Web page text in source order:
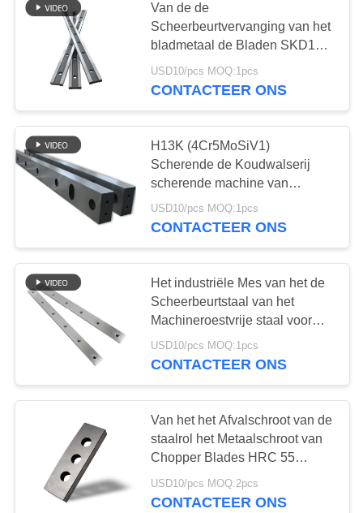
Van de de
Scheerbeurtvervanging van het
bladmetaal de Bladen SKD11
voor Bloeiende Molen
USD10/pcs MOQ:1pcs
CONTACTEER ONS
H13K (4Cr5MoSiV1)
Scherende de Koudwalserij
scherende machine van
Messenbladen
USD10/pcs MOQ:1pcs
CONTACTEER ONS
Het industriële Mes van het de
Scheerbeurtstaal van het
Machineroestvrije staal voor
Besnoeiing aan Lengtemachine
USD10/pcs MOQ:1pcs
CONTACTEER ONS
Van het het Afvalschroot van de
staalrol het Metaalschroot van
Chopper Blades HRC 55
Recycling
USD10/pcs MOQ:2pcs
CONTACTEER ONS